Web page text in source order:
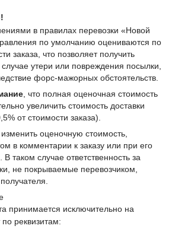
в правилах перевозки «Новой
по умолчанию оцениваются по
заказа, что позволяет получить
утери или повреждения посылки,
форс-мажорных обстоятельств.
, что полная оценочная стоимость
увеличить стоимость доставки
от стоимости заказа).
оценочную стоимость,
в комментарии к заказу или при его
таком случае ответственность за
не покрываемые перевозчиком,
принимается исключительно на
реквизитам: